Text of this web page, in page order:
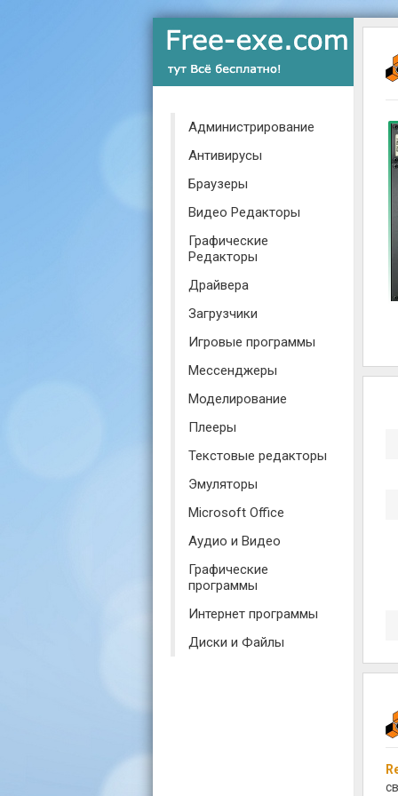
Администрирование
Антивирусы
Браузеры
Видео Редакторы
Графические
Редакторы
Драйвера
Загрузчики
Игровые программы
Мессенджеры
Моделирование
Плееры
Текстовые редакторы
Эмуляторы
Microsoft Office
Аудио и Видео
Графические
программы
Интернет программы
Диски и Файлы